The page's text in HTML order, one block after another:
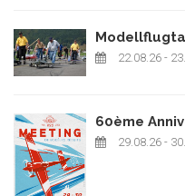
22.08.26 -
60ème
29.08.26 -